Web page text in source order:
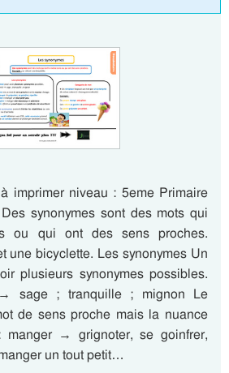
imprimer niveau : 5eme Primaire
synonymes sont des mots qui
ou qui ont des sens proches.
une bicyclette. Les synonymes Un
plusieurs synonymes possibles.
sage ; tranquille ; mignon Le
de sens proche mais la nuance
manger → grignoter, se goinfrer,
un tout petit…